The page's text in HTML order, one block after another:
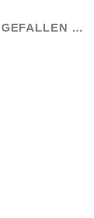
GEFALLEN …